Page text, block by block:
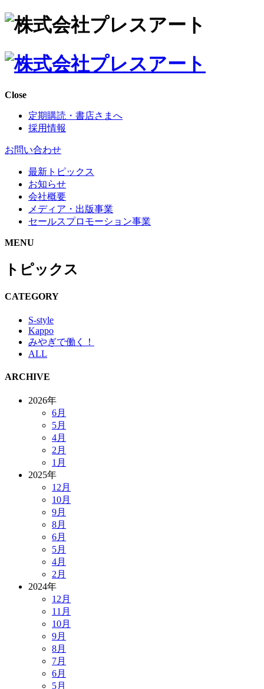
Close
定期購読・書店さまへ
採用情報
お問い合わせ
最新トピックス
お知らせ
会社概要
メディア・出版事業
セールスプロモーション事業
MENU
トピックス
CATEGORY
S-style
Kappo
みやぎで働く！
ALL
ARCHIVE
2026年
6月
5月
4月
2月
1月
2025年
12月
10月
9月
8月
6月
5月
4月
2月
2024年
12月
11月
10月
9月
8月
7月
6月
5月